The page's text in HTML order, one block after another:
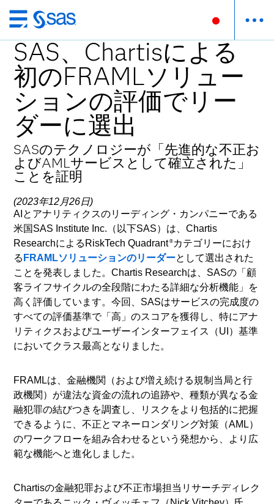
Skip
to
main
content
SAS、Chartisによる
初のFRAMLソリュー
ションの評価でリー
ダーに選出
SASのテクノロジーが「先進的な不正お
よびAMLサービスとして確立された」
ことを証明
(2023年12月26日)
AIとアナリティクスのリーディング・カンパニーである
米国SAS Institute Inc.（以下SAS）は、Chartis
ResearchによるRiskTech Quadrant®カテゴリーにおけ
る FRAMLソリューションのリーダーとして選出された
ことを発表しました。Chartis Researchは、SASの「顧
客ライフサイクルの全段階にわたる詳細な分析機能」を
高く評価しています。今回、SASはサービスの完成度の
すべての評価基準で「高」のスコアを獲得し、特にアナ
リティクスおよびユーザーインターフェイス（UI）基準
においてクラス最高となりました。
FRAMLは、金融機関（および増え続ける規制当局と行
政機関）が違法な資金の流れの追跡や、種類が異なる金
融犯罪の結びつきを調査し、リスクをより包括的に把握
できるように、不正とマネーロンダリング対策（AML）
のワークフローを組み合わせるという発想から、より広
範な機能へと進化しました。
Chartisの金融犯罪および不正市場担当リサーチディレク